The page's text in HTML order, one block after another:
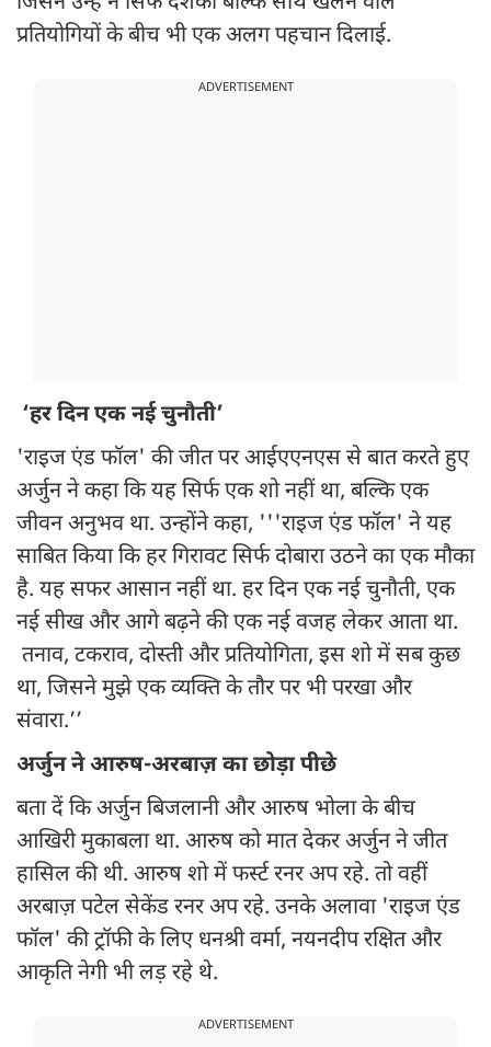
प्रतियोगियों के बीच भी एक अलग पहचान दिलाई.
ADVERTISEMENT
‘हर दिन एक नई चुनौती’
'राइज एंड फॉल' की जीत पर आईएएनएस से बात करते हुए
अर्जुन ने कहा कि यह सिर्फ एक शो नहीं था, बल्कि एक
जीवन अनुभव था. उन्होंने कहा, '''राइज एंड फॉल' ने यह
साबित किया कि हर गिरावट सिर्फ दोबारा उठने का एक मौका
है. यह सफर आसान नहीं था. हर दिन एक नई चुनौती, एक
नई सीख और आगे बढ़ने की एक नई वजह लेकर आता था.
तनाव, टकराव, दोस्ती और प्रतियोगिता, इस शो में सब कुछ
था, जिसने मुझे एक व्यक्ति के तौर पर भी परखा और
संवारा.’’
अर्जुन ने आरुष-अरबाज़ का छोड़ा पीछे
बता दें कि अर्जुन बिजलानी और आरुष भोला के बीच
आखिरी मुकाबला था. आरुष को मात देकर अर्जुन ने जीत
हासिल की थी. आरुष शो में फर्स्ट रनर अप रहे. तो वहीं
अरबाज़ पटेल सेकेंड रनर अप रहे. उनके अलावा 'राइज एंड
फॉल' की ट्रॉफी के लिए धनश्री वर्मा, नयनदीप रक्षित और
आकृति नेगी भी लड़ रहे थे.
ADVERTISEMENT